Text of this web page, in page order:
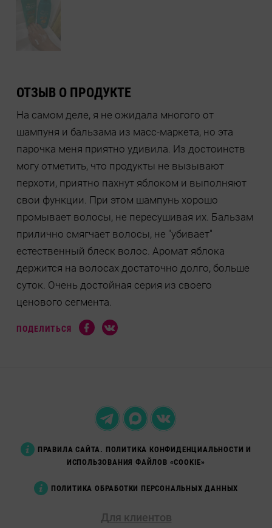
ОТЗЫВ О ПРОДУКТЕ
На самом деле, я не ожидала многого от
шампуня и бальзама из масс-маркета, но эта
парочка меня приятно удивила. Из достоинств
могу отметить, что продукты не вызывают
перхоти, приятно пахнут яблоком и выполняют
свои функции. При этом шампунь хорошо
промывает волосы, не пересушивая их. Бальзам
прилично смягчает волосы, не "убивает"
естественный блеск волос. Аромат яблока
держится на волосах достаточно долго, больше
суток. Очень достойная серия из своего
ценового сегмента.
ПОДЕЛИТЬСЯ
ПРАВИЛА САЙТА. ПОЛИТИКА КОНФИДЕНЦИАЛЬНОСТИ И
ИСПОЛЬЗОВАНИЯ ФАЙЛОВ «COOKIE»
ПОЛИТИКА ОБРАБОТКИ ПЕРСОНАЛЬНЫХ ДАННЫХ
Для клиентов